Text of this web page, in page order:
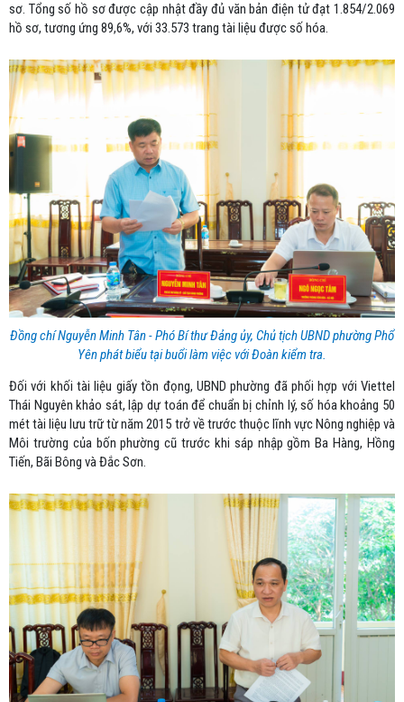
sơ. Tổng số hồ sơ được cập nhật đầy đủ văn bản điện tử đạt 1.854/2.069
hồ sơ, tương ứng 89,6%, với 33.573 trang tài liệu được số hóa.
Đồng chí Nguyễn Minh Tân - Phó Bí thư Đảng ủy, Chủ tịch UBND phường Phổ
Yên phát biểu tại buổi làm việc với Đoàn kiểm tra.
Đối với khối tài liệu giấy tồn đọng, UBND phường đã phối hợp với Viettel
Thái Nguyên khảo sát, lập dự toán để chuẩn bị chỉnh lý, số hóa khoảng 50
mét tài liệu lưu trữ từ năm 2015 trở về trước thuộc lĩnh vực Nông nghiệp và
Môi trường của bốn phường cũ trước khi sáp nhập gồm Ba Hàng, Hồng
Tiến, Bãi Bông và Đắc Sơn.